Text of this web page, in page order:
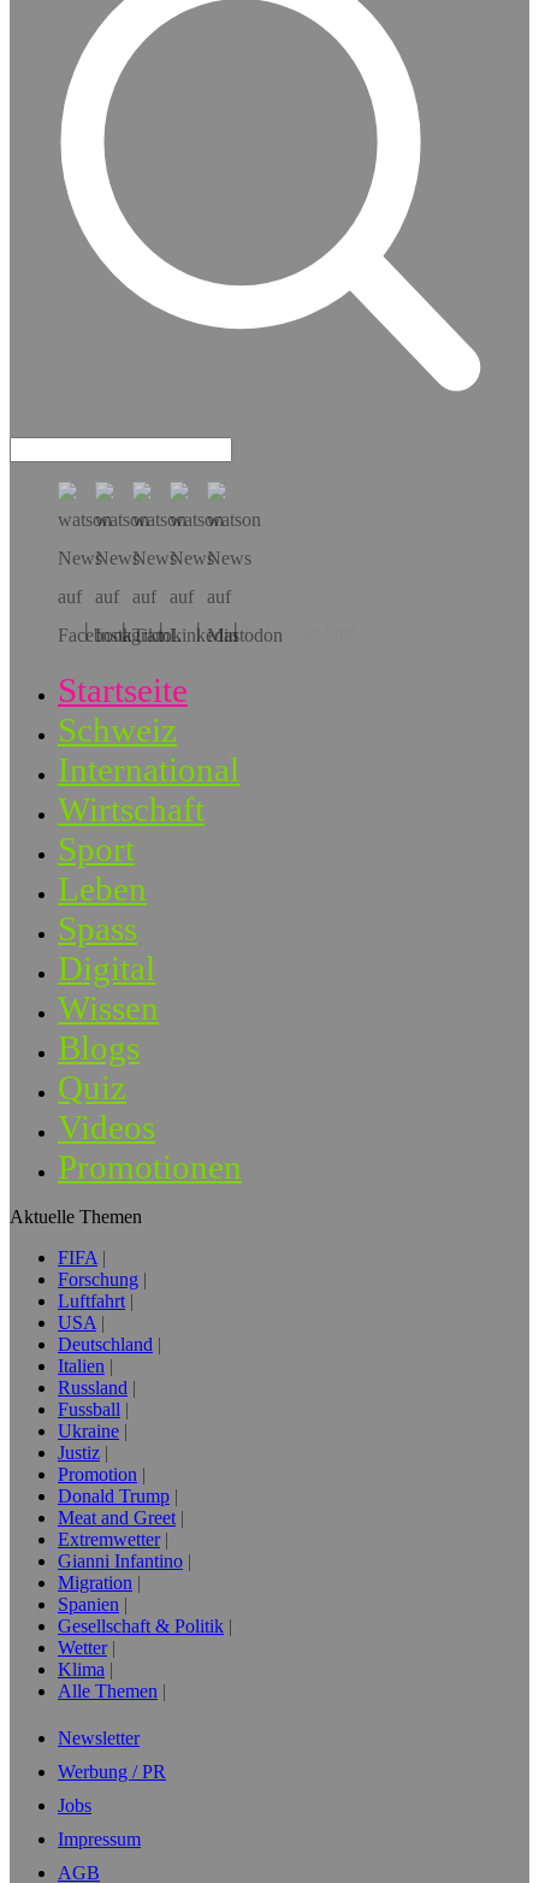
Hol dir die App!
Startseite
Schweiz
International
Wirtschaft
Sport
Leben
Spass
Digital
Wissen
Blogs
Quiz
Videos
Promotionen
Aktuelle Themen
FIFA
Forschung
Luftfahrt
USA
Deutschland
Italien
Russland
Fussball
Ukraine
Justiz
Promotion
Donald Trump
Meat and Greet
Extremwetter
Gianni Infantino
Migration
Spanien
Gesellschaft & Politik
Wetter
Klima
Alle Themen
Newsletter
Werbung / PR
Jobs
Impressum
AGB